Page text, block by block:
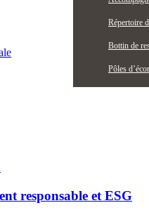
Répertoire
Bottin de
Pôles
responsable et ESG